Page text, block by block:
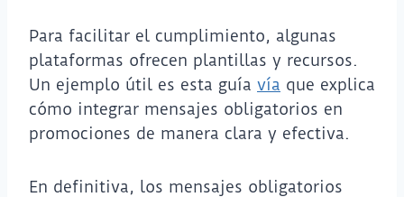
Para facilitar el cumplimiento, algunas
plataformas ofrecen plantillas y recursos.
Un ejemplo útil es esta guía vía que explica
cómo integrar mensajes obligatorios en
promociones de manera clara y efectiva.
En definitiva, los mensajes obligatorios